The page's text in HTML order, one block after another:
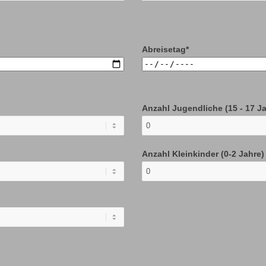
Abreisetag*
Anzahl Jugendliche (15 - 17
Anzahl Kleinkinder (0-2 Jahre)